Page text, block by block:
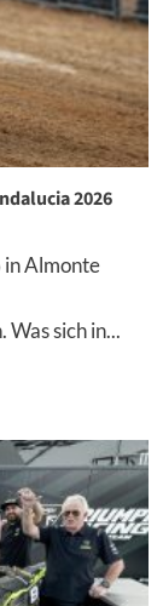
2026
Almonte
sich in...